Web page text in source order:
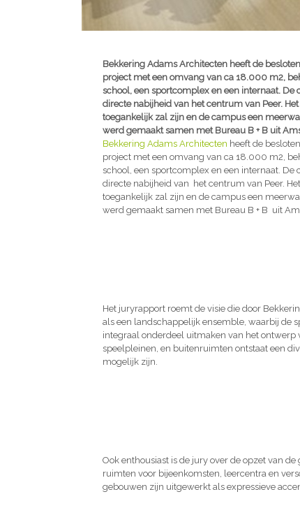
Bekkering Adams Architecten heeft de
project met een omvang van ca 18.000 m2,
school, een sportcomplex en een internaat. De
directe nabijheid van het centrum van Peer.
toegankelijk zal zijn en de campus een
werd gemaakt samen met Bureau B + B uit
Bekkering Adams Architecten heeft de
project met een omvang van ca 18.000 m2,
school, een sportcomplex en een internaat.
directe nabijheid van het centrum van Peer.
toegankelijk zal zijn en de campus een
werd gemaakt samen met Bureau B + B uit
Het juryrapport roemt de visie die door
als een landschappelijk ensemble, waarbij de
integraal onderdeel uitmaken van het ontwerp
speelpleinen, en buitenruimten ontstaat een
mogelijk zijn.
Ook enthousiast is de jury over de opzet van
ruimten voor bijeenkomsten, leercentra en
gebouwen zijn uitgewerkt als expressieve